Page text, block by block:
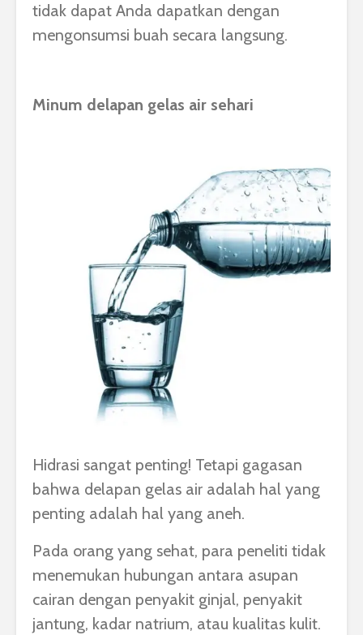
tidak dapat Anda dapatkan dengan
mengonsumsi buah secara langsung.
Minum delapan gelas air sehari
Hidrasi sangat penting! Tetapi gagasan
bahwa delapan gelas air adalah hal yang
penting adalah hal yang aneh.
Pada orang yang sehat, para peneliti tidak
menemukan hubungan antara asupan
cairan dengan penyakit ginjal, penyakit
jantung, kadar natrium, atau kualitas kulit.